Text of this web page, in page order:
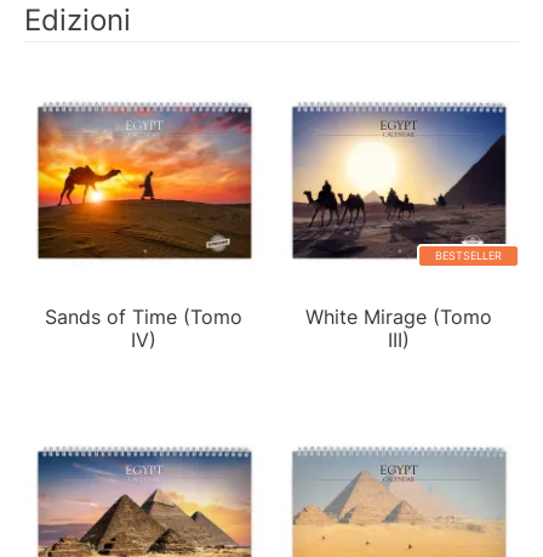
Edizioni
Sands of Time (Tomo
IV)
BESTSELLER
White Mirage (Tomo
III)